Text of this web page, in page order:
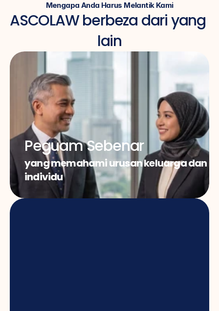
Mengapa Anda Harus Melantik Kami
ASCOLAW berbeza dari yang
lain
Peguam Sebenar
yang memahami urusan keluarga dan
individu